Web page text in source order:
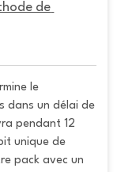
de
dans un délai de
pendant 12
unique de
pack avec un